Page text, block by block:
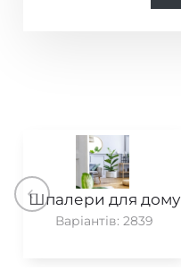
Momentum 5
L'Epopee
Moonlight 2
Archive II
Шпалери для дому
Варіантів: 2839